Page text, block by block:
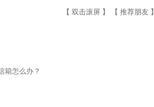
【 双击滚屏 】 【 推荐朋友
箱怎么办？